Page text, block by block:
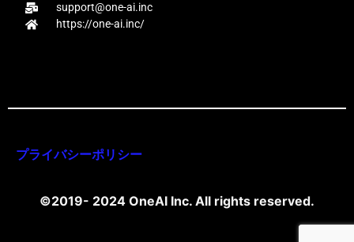
support@one-ai.inc
https://one-ai.inc/
プライバシーポリシー
©2019- 2024 OneAI Inc. All rights reserved.